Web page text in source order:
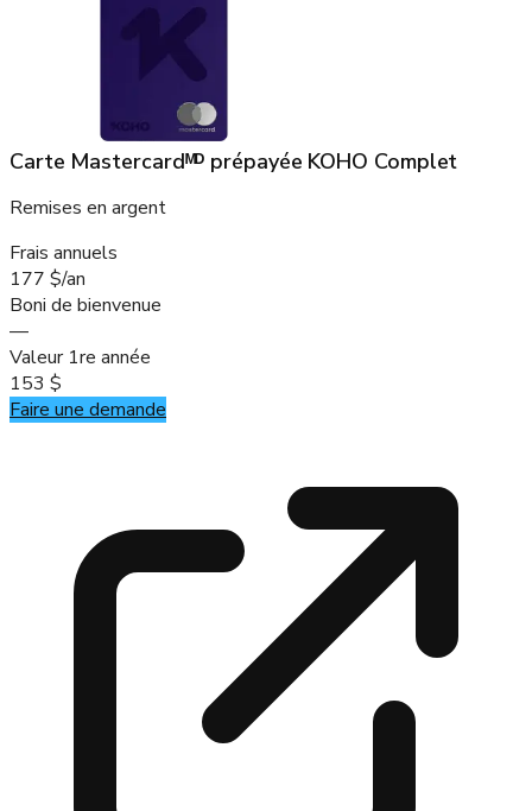
Carte Mastercardᴹᴰ prépayée KOHO Complet
Remises en argent
Frais annuels
177 $/an
Boni de bienvenue
—
Valeur 1re année
153 $
Faire une demande